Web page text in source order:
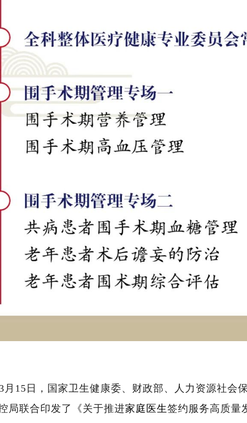
月15日，国家卫生健康委、财政部、人力资源社会
局联合印发了《关于推进家庭医生签约服务高质量